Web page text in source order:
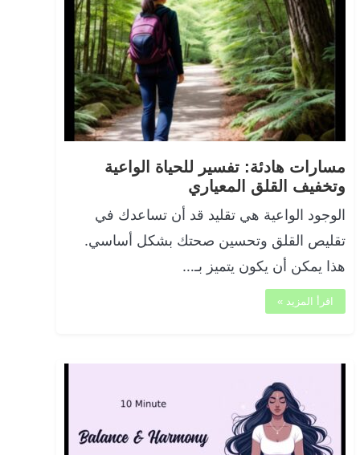
مسارات هادئة: تفسير للحياة الواعية
وتخفيف القلق المعياري
الوجود الواعية هي تقليد قد أن تساعدك في
تقليص القلق وتحسين صحتك بشكل أساسي.
هذا يمكن أن يكون يتميز بـ…
اقرأ المزيد »